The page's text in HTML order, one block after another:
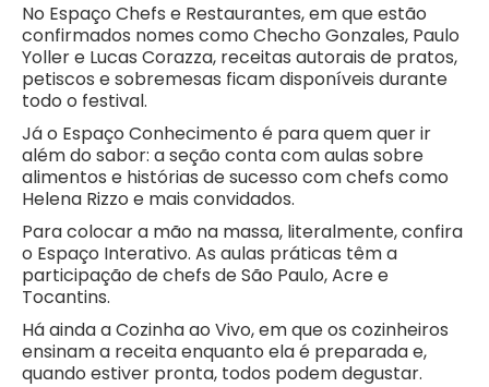
No Espaço Chefs e Restaurantes, em que estão
confirmados nomes como Checho Gonzales, Paulo
Yoller e Lucas Corazza, receitas autorais de pratos,
petiscos e sobremesas ficam disponíveis durante
todo o festival.
Já o Espaço Conhecimento é para quem quer ir
além do sabor: a seção conta com aulas sobre
alimentos e histórias de sucesso com chefs como
Helena Rizzo e mais convidados.
Para colocar a mão na massa, literalmente, confira
o Espaço Interativo. As aulas práticas têm a
participação de chefs de São Paulo, Acre e
Tocantins.
Há ainda a Cozinha ao Vivo, em que os cozinheiros
ensinam a receita enquanto ela é preparada e,
quando estiver pronta, todos podem degustar.